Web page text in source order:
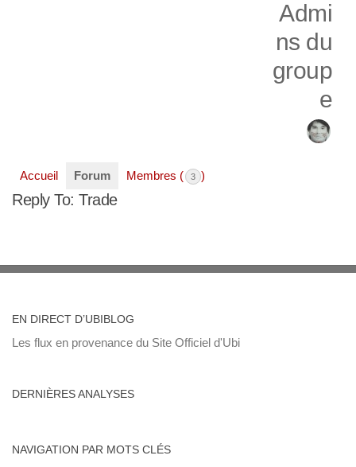
Admi
ns du
group
e
Accueil Forum Membres ( 3 )
Reply To: Trade
EN DIRECT D’UBIBLOG
Les flux en provenance du Site Officiel d'Ubi
DERNIÈRES ANALYSES
NAVIGATION PAR MOTS CLÉS